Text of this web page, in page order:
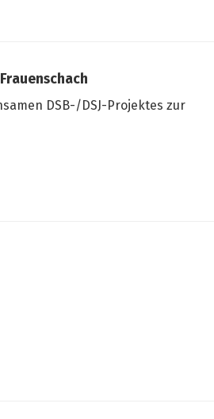
DSB-/DSJ-Projektes zur